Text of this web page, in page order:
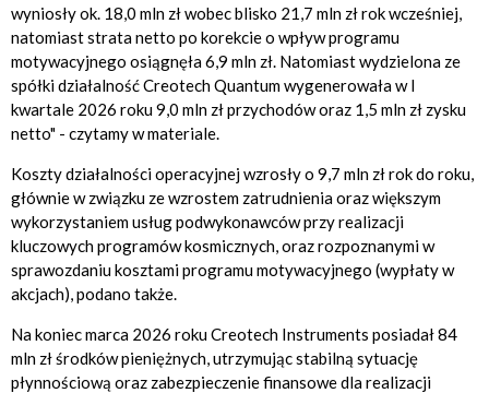
wyniosły ok. 18,0 mln zł wobec blisko 21,7 mln zł rok wcześniej,
natomiast strata netto po korekcie o wpływ programu
motywacyjnego osiągnęła 6,9 mln zł. Natomiast wydzielona ze
spółki działalność Creotech Quantum wygenerowała w I
kwartale 2026 roku 9,0 mln zł przychodów oraz 1,5 mln zł zysku
netto" - czytamy w materiale.
Koszty działalności operacyjnej wzrosły o 9,7 mln zł rok do roku,
głównie w związku ze wzrostem zatrudnienia oraz większym
wykorzystaniem usług podwykonawców przy realizacji
kluczowych programów kosmicznych, oraz rozpoznanymi w
sprawozdaniu kosztami programu motywacyjnego (wypłaty w
akcjach), podano także.
Na koniec marca 2026 roku Creotech Instruments posiadał 84
mln zł środków pieniężnych, utrzymując stabilną sytuację
płynnościową oraz zabezpieczenie finansowe dla realizacji